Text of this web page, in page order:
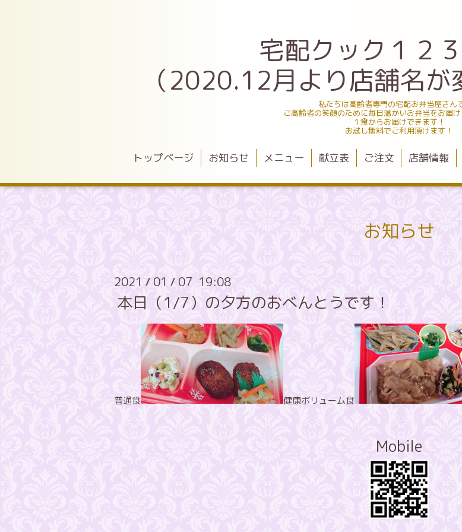
宅配クック１２
（2020.12月より店舗名が
私たちは高齢者専門の宅配お弁当屋さん
ご高齢者の笑顔のために毎日温かいお弁当をお届け
１食からお届けできます！
お試し無料でご利用頂けます！
トップページ お知らせ メニュー 献立表 ご注文 店舗情報
お知らせ
2021 / 01 / 07 19:08
本日（1/7）の夕方のおべんとうです！
普通食 健康ボリューム食
Mobile